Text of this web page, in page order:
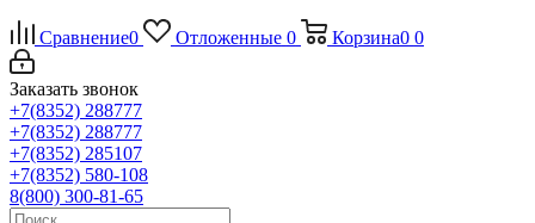
Сравнение0 Отложенные 0 Корзина0 0
Заказать звонок
+7(8352) 288777
+7(8352) 288777
+7(8352) 285107
+7(8352) 580-108
8(800) 300-81-65